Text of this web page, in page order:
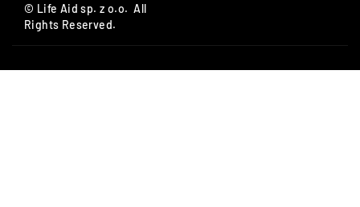
© Life Aid sp. z o.o. All
Rights Reserved.